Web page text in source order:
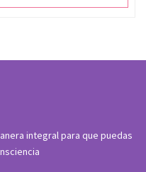
integral para que puedas